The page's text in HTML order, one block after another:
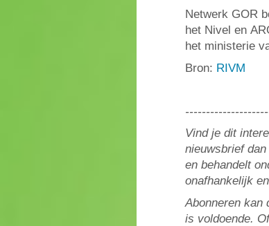
Netwerk GOR
het Nivel en
het ministerie
Bron: RIVM
Vind je dit
nieuwsbrief
en behandelt
onafhankelijk
Abonneren kan
is voldoende.